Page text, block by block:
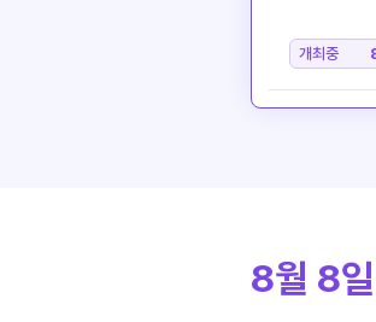
개최중
8월 8일